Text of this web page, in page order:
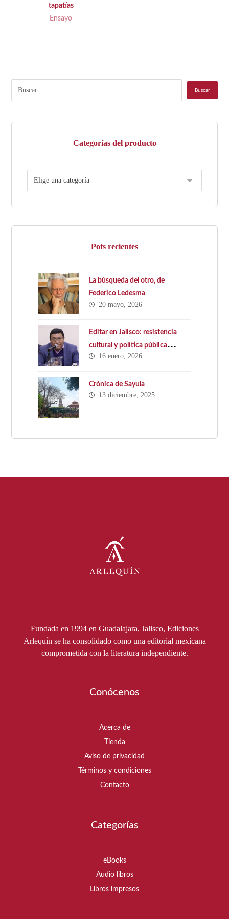
tapatías
Ensayo
Categorías del producto
Pots recientes
La búsqueda del otro, de
Federico Ledesma
20 mayo, 2026
Editar en Jalisco: resistencia
cultural y política pública
ausente. Hacia una Ley Estatal
16 enero, 2026
Crónica de Sayula
13 diciembre, 2025
Fundada en 1994 en Guadalajara, Jalisco, Ediciones
Arlequín se ha consolidado como una editorial mexicana
comprometida con la literatura independiente.
Conócenos
Acerca de
Tienda
Aviso de privacidad
Términos y condiciones
Contacto
Categorías
eBooks
Audio libros
Libros impresos